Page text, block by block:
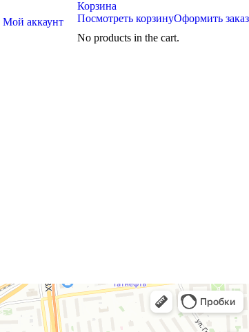
Мой аккаунт
Корзина
Посмотреть корзинуОформить заказ
No products in the cart.